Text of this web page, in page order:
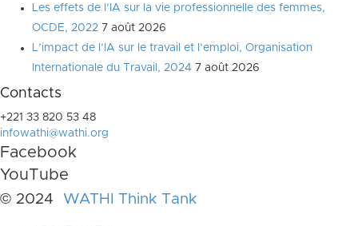
Les effets de l’IA sur la vie professionnelle des femmes,
OCDE, 2022 7 août 2026
L’impact de l’IA sur le travail et l’emploi, Organisation
Internationale du Travail, 2024 7 août 2026
Contacts
+221 33 820 53 48
infowathi@wathi.org
Facebook
YouTube
© 2024 WATHI Think Tank